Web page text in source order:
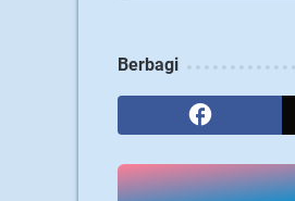
Berbagi